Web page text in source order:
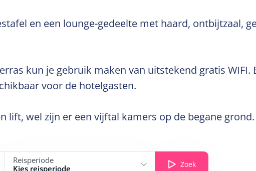
en een lounge-gedeelte met haard, ontbijtzaal,
kun je gebruik maken van uitstekend gratis
voor de hotelgasten.
lift, wel zijn er een vijftal kamers op de begane
Reisperiode
Kies reisperiode
Zoek